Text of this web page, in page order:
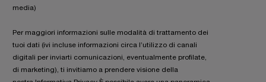
media)
Per maggiori informazioni sulle modalità di trattamento dei
tuoi dati (ivi incluse informazioni circa l’utilizzo di canali
digitali per inviarti comunicazioni, eventualmente profilate,
di marketing), ti invitiamo a prendere visione della